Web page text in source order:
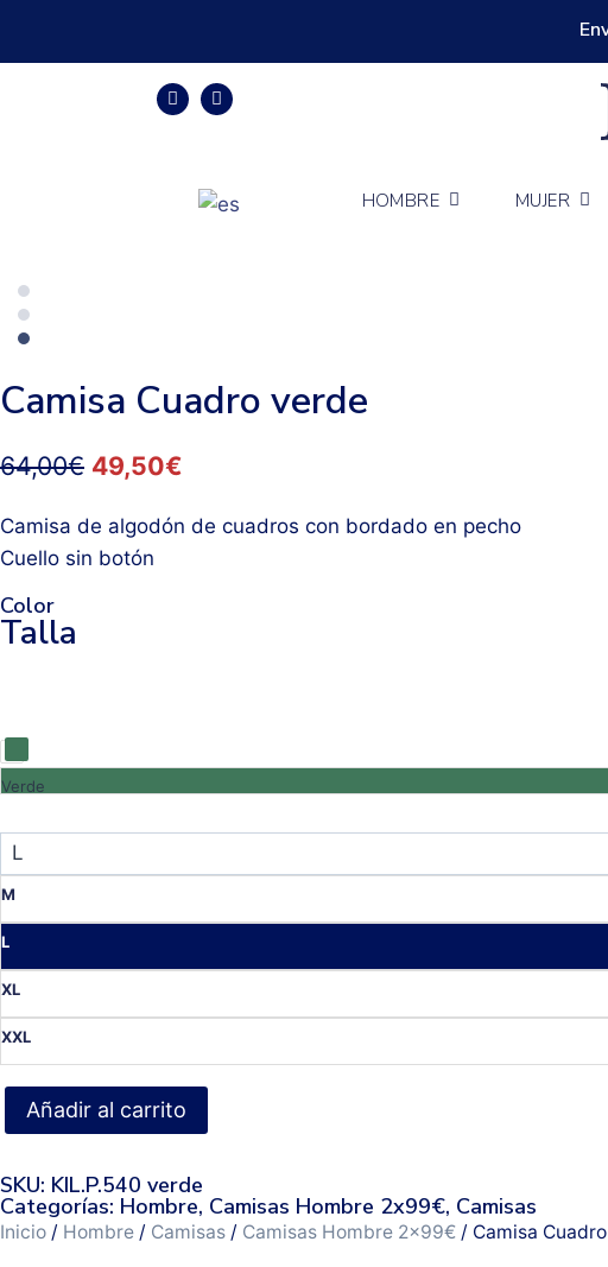
HOMBRE MUJER
Camisa Cuadro verde
64,00€ 49,50€
Camisa de algodón de cuadros con bordado en pecho
Cuello sin botón
Color
Talla
Verde
M
L
XL
XXL
Añadir al carrito
SKU: KIL.P.540 verde
Categorías: Hombre, Camisas Hombre 2x99€, Camisas
Inicio / Hombre / Camisas / Camisas Hombre 2x99€ / Camisa